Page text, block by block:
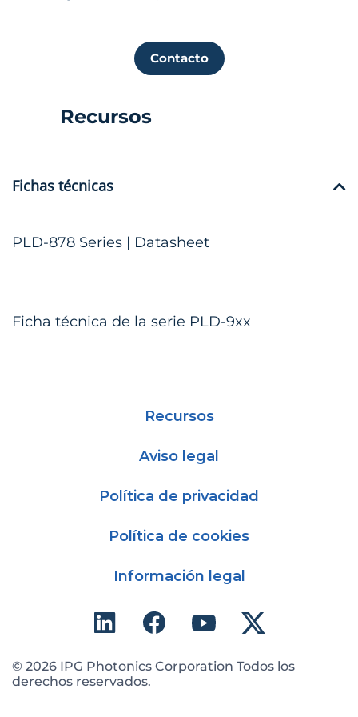
Contacto
Recursos
Fichas técnicas
PLD-878 Series | Datasheet
Ficha técnica de la serie PLD-9xx
Recursos
Aviso legal
Política de privacidad
Política de cookies
Información legal
© 2026 IPG Photonics Corporation Todos los
derechos reservados.